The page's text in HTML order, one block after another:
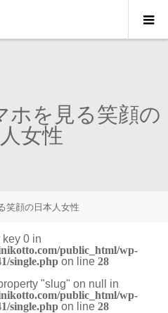
ホを見る笑顔の
女性
笑顔の日本人女性
key 0 in
public_html/wp-
single.php on line28
"slug" on null in
public_html/wp-
single.php on line28